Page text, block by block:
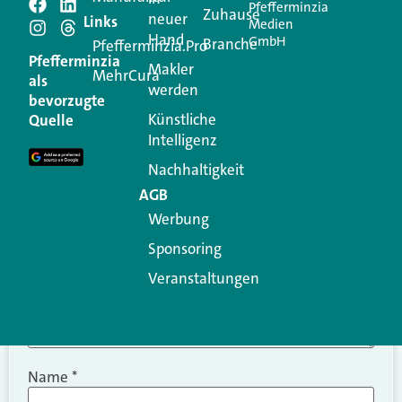
Schreiben Sie einen
Kommentar
Ihre E-Mail-Adresse wird nicht veröffentlicht.
Erforderliche Felder sind mit
Kommentar
Name *
Pfefferminzia
als
bevorzugte
Quelle
Links
Pfefferminzia.Pro
MehrCura
neuer
Hand
Makler
werden
Künstliche
Intelligenz
Nachhaltigkeit
AGB
Werbung
Sponsoring
Veranstaltungen
Zuhause
Branche
Pfefferminzia
Medien
GmbH